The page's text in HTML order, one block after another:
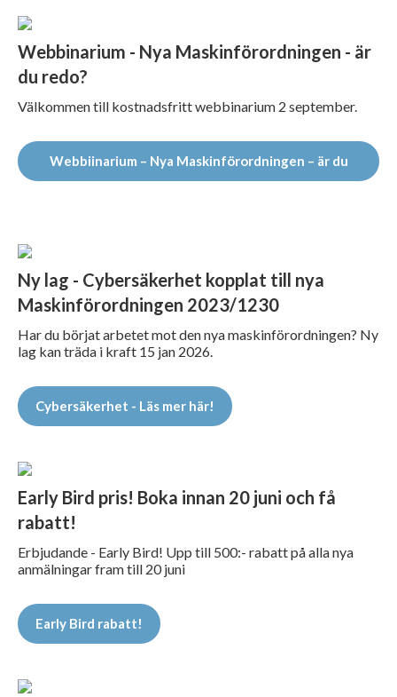
Webbinarium - Nya Maskinförordningen - är
du redo?
Välkommen till kostnadsfritt webbinarium 2 september.
Webbiinarium – Nya Maskinförordningen – är du
Ny lag - Cybersäkerhet kopplat till nya
Maskinförordningen 2023/1230
Har du börjat arbetet mot den nya maskinförordningen? Ny
lag kan träda i kraft 15 jan 2026.
Cybersäkerhet - Läs mer här!
Early Bird pris! Boka innan 20 juni och få
rabatt!
Erbjudande - Early Bird! Upp till 500:- rabatt på alla nya
anmälningar fram till 20 juni
Early Bird rabatt!